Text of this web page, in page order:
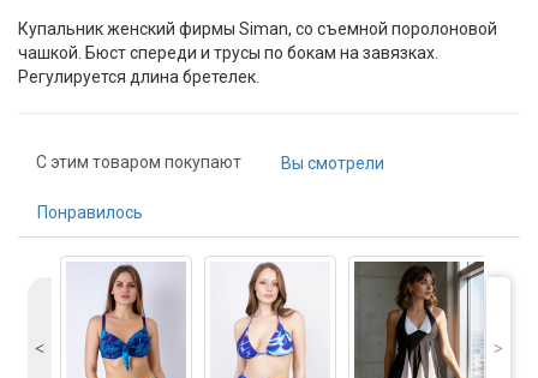
Купальник женский фирмы Siman, со съемной поролоновой
чашкой. Бюст спереди и трусы по бокам на завязках.
Регулируется длина бретелек.
С этим товаром покупают Вы смотрели
Понравилось
˂ ˃